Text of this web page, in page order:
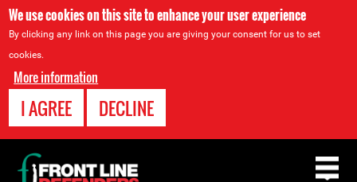
We use cookies on this site to enhance your user experience
By clicking any link on this page you are giving your consent for us to set
cookies.
More information
I AGREE DECLINE
Back
to